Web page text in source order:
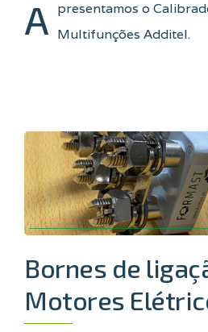
A presentamos o
Multifunções Additel.
Bornes de
Motores